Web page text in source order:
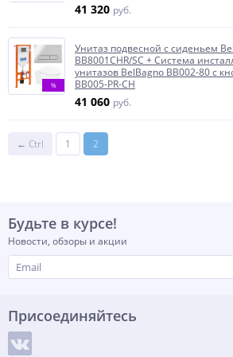
41 320 руб.
%
Унитаз подвесной с сиденьем
BB8001CHR/SC + Система
унитазов BelBagno BB002-80 с
BB005-PR-CH
41 060 руб.
← Ctrl 1 2
Будьте в курсе!
Новости, обзоры и акции
Присоединяйтесь